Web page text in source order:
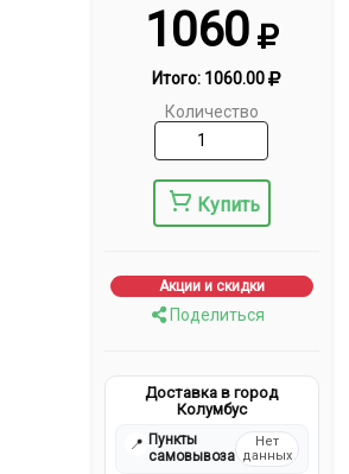
1060
Итого: 1060.00
Количество
Купить
Акции и скидки
Поделиться
Доставка в город
Колумбус
📍 Пункты
самовывоза
Нет
данных